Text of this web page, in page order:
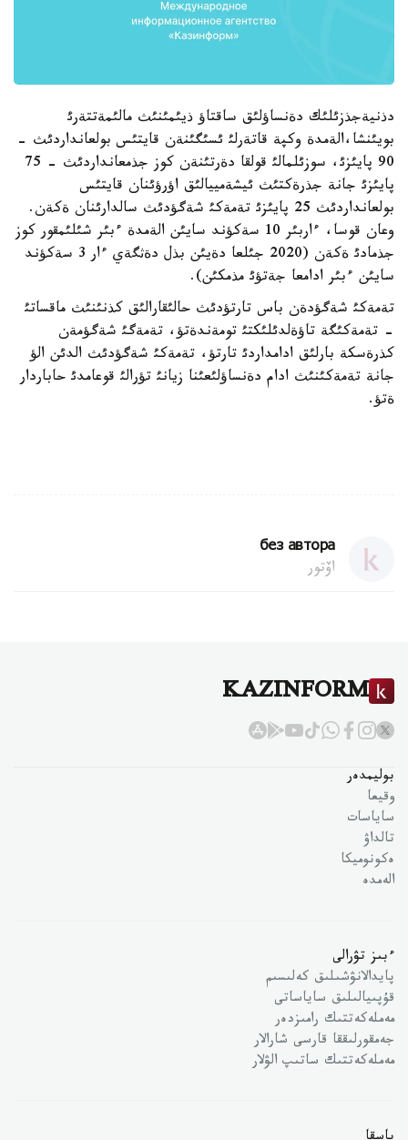
دذنيةجذزئلئك دةنساؤلئق ساقتاؤ ذيئمئنئث مالئمةتتةرئ
بويئنشا،الةمدة وكپة قاتةرلئ ئسئگئنةن قايتئس بولعانداردئث -
90 پايئزئ، سوزئلمالئ قولقا دةرتئنةن كوز جذمعانداردئث - 75
پايئزئ جانة جذرةكتئث ئيشةمييالئق اؤرؤئنان قايتئس
بولعانداردئث 25 پايئزئ تةمةكئ شةگؤدئث سالدارئنان ةكةن.
وعان قوسا، ءاربئر 10 سةكؤند سايئن الةمدة ءبئر شئلئمقور كوز
جذمادئ ةكةن (2020 جئلعا دةيئن بذل دةثگةي ءار 3 سةكؤند
سايئن ءبئر ادامعا جةتؤئ مذمكئن).
تةمةكئ شةگؤدةن باس تارتؤدئث حالئقارالئق كذنئنئث ماقساتئ
- تةمةكئگة تاؤةلدئلئكتئ تومةندةتؤ، تةمةگئ شةگؤمةن
كذرةسكة بارلئق ادامداردئ تارتؤ، تةمةكئ شةگؤدئث الدئن الؤ
جانة تةمةكئنئث ادام دةنساؤلئعئنا زيانئ تؤرالئ قوعامدئ حاباردار
ةتؤ.
без автора
اۆتور
KAZINFORM
بوليمدەر
وقيعا
ساياسات
تالداۋ
ەكونوميكا
الەمدە
ءبىز تۋرالى
پايدالانۋشىلىق كەلىسىم
قۇپىيالىلىق ساياساتى
مەملەكەتتىك رامىزدەر
جەمقورلىققا قارسى شارالار
مەملەكەتتىك ساتىپ الۋلار